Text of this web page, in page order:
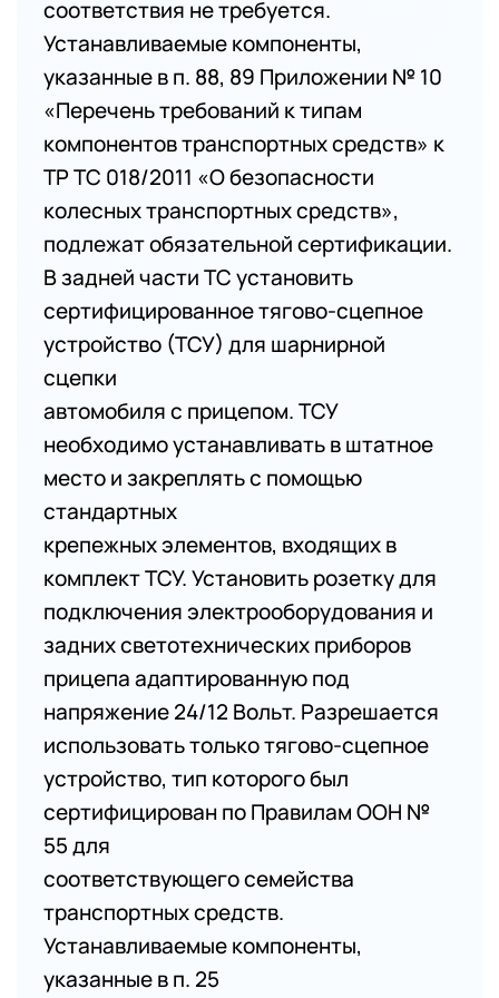
соответствия не требуется.
Устанавливаемые компоненты,
указанные в п. 88, 89 Приложении № 10
«Перечень требований к типам
компонентов транспортных средств» к
ТР ТС 018/2011 «О безопасности
колесных транспортных средств»,
подлежат обязательной сертификации.
В задней части ТС установить
сертифицированное тягово-сцепное
устройство (ТСУ) для шарнирной
сцепки
автомобиля с прицепом. ТСУ
необходимо устанавливать в штатное
место и закреплять с помощью
стандартных
крепежных элементов, входящих в
комплект ТСУ. Установить розетку для
подключения электрооборудования и
задних светотехнических приборов
прицепа адаптированную под
напряжение 24/12 Вольт. Разрешается
использовать только тягово-сцепное
устройство, тип которого был
сертифицирован по Правилам ООН №
55 для
соответствующего семейства
транспортных средств.
Устанавливаемые компоненты,
указанные в п. 25